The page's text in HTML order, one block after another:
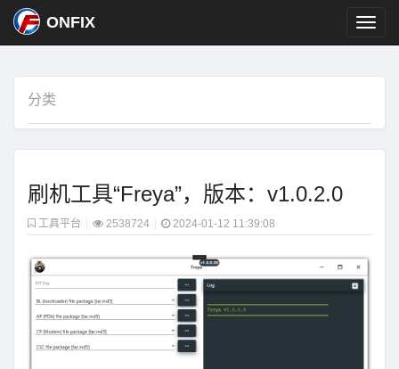
ONFIX
分类
刷机工具“Freya”，版本：v1.0.2.0
工具平台 2538724 2024-01-12 11:39:08